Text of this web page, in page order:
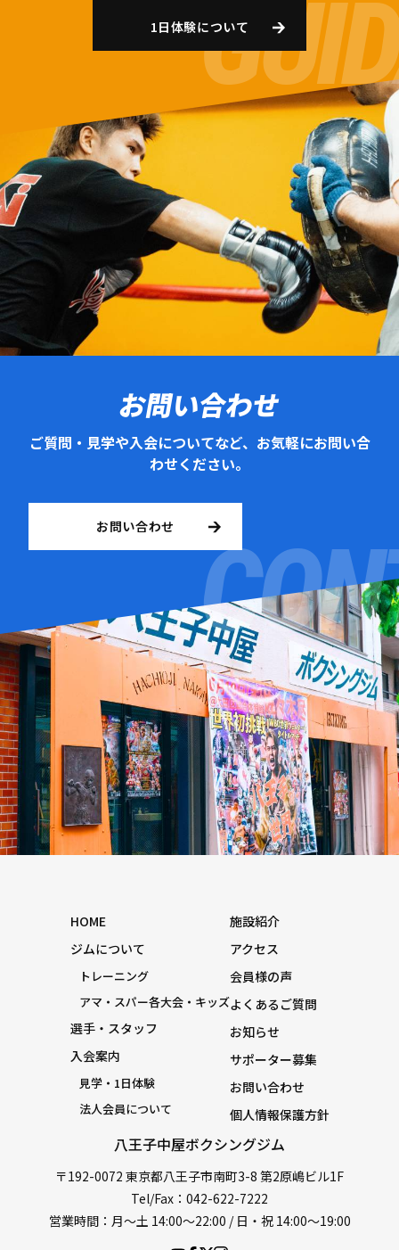
1日体験について
お問い合わせ
ご質問・見学や入会についてなど、お気軽にお問い合
わせください。
お問い合わせ
八王子中屋ボクシングジム
〒192-0072 東京都八王子市南町3-8 第2原嶋ビル1F
Tel/Fax：042-622-7222
営業時間：月〜土 14:00〜22:00 / 日・祝 14:00〜19:00
HOME
ジムについて
トレーニング
アマ・スパー各大会・キッズ
選手・スタッフ
入会案内
見学・1日体験
法人会員について
施設紹介
アクセス
会員様の声
よくあるご質問
お知らせ
サポーター募集
お問い合わせ
個人情報保護方針